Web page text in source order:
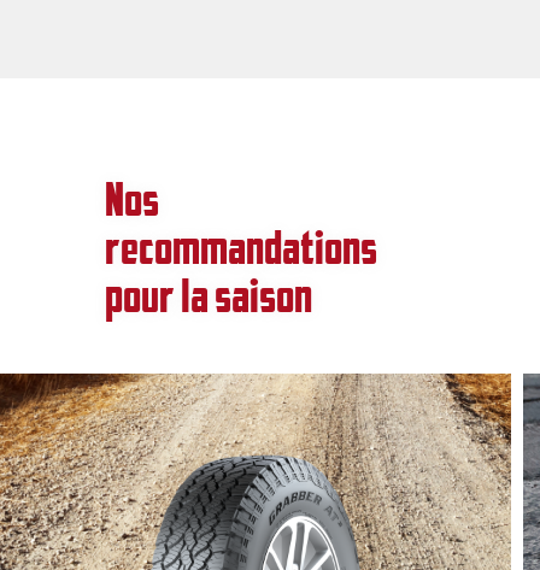
Nos
recommandations
pour la saison